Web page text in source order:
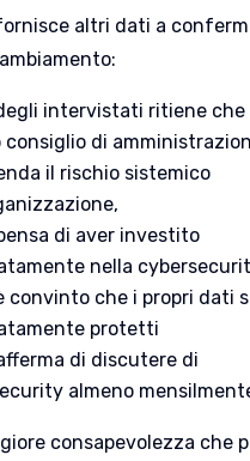
altri dati a
intervistati ritiene che
consiglio di
il rischio sistemico
di aver investito
nella
convinto che i propri dati
protetti
di discutere di
almeno
consapevolezza che